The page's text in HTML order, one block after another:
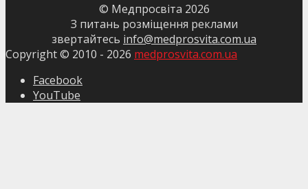
© Медпросвіта 2026
З питань розміщення реклами
звертайтесь info@medprosvita.com.ua
Copyright © 2010 - 2026 medprosvita.com.ua
Facebook
YouTube